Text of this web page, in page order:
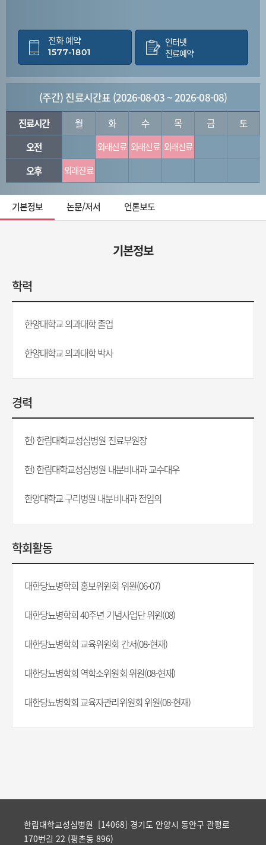
전화 예약
1577-1801
인터넷
진료예약
(주간) 진료시간표 (2026-08-03 ~ 2026-08-08)
진료시간 월 화 수 목 금
토
오전
외래진료 외래진료 외래진료
오후 외래진료
기본정보 논문/저서 언론보도
기본정보
학력
한양대학교 의과대학 졸업
한양대학교 의과대학 박사
경력
현) 한림대학교성심병원 진료부원장
현) 한림대학교성심병원 내분비내과 교수대우
한양대학교 구리병원 내분비내과 전임의
학회활동
대한당뇨병학회 홍보위원회 위원(06-07)
대한당뇨병학회 40주년 기념사업단 위원(08)
대한당뇨병학회 교육위원회 간서(08-현재)
대한당뇨병학회 역학소위원회 위원(08-현재)
대한당뇨병학회 교육자관리위원회 위원(08-현재)
한림대학교성심병원 [14068] 경기도 안양시 동안구 관평로
170번길 22 (평촌동 896)